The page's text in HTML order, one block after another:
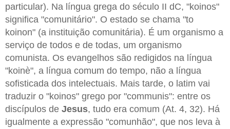
particular). Na língua grega do século II dC, "koinos"
significa "comunitário". O estado se chama "to
koinon" (a instituição comunitária). É um organismo a
serviço de todos e de todas, um organismo
comunista. Os evangelhos são redigidos na língua
"koinè", a língua comum do tempo, não a língua
sofisticada dos intelectuais. Mais tarde, o latim vai
traduzir o "koinos" grego por "communis": entre os
discípulos de Jesus, tudo era comum (At. 4, 32). Há
igualmente a expressão "comunhão", que nos leva à